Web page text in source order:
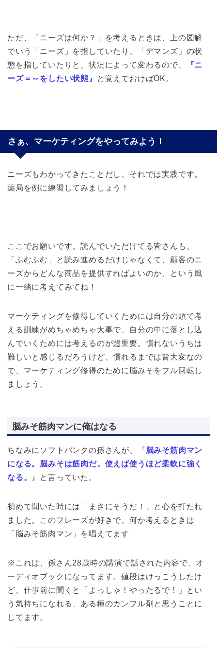
ただ、「ニーズは何か？」を考えるときは、上の図解
でいう「ニーズ」を指していたり、「デマンズ」の状
態を指していたりと、状況によって変わるので、
『ニ
ーズ＝～をしたい状態』
と覚えておけばOK。
さぁ、マーケティングをやってみよう！
ニーズもわかってきたことだし、それでは実践です。
薬局を例に練習してみましょう！
ここでお願いです。読んでいただけてる皆さんも、
「ふむふむ」と読み進めるだけじゃなくて、顧客のニ
ーズからどんな商品を提供すればよいのか、という風
に一緒に考えてみてね！
マーケティングを修得していくためには自分の頭で考
える訓練がめちゃめちゃ大事で、自分の中に落とし込
んでいくためには考えるのが超重要。慣れないうちは
難しいと感じるだろうけど、慣れるまでは皆大変なの
で、マーケティング修得のために脳みそをフル回転し
ましょう。
脳みそ筋肉マンに俺はなる
ちなみにソフトバンクの孫さんが、『脳みそ筋肉マン
になる。脳みそは筋肉だ。使えば使うほど柔軟に強く
なる。
』と言っていた。
初めて聞いた時には「まさにそうだ！」と心を打たれ
ました。このフレーズが好きで、何か考えるときは
「脳みそ筋肉マン」を唱えてます
※これは、孫さん28歳時の講演で話された内容で、オ
ーディオブックになってます。値段はけっこうしたけ
ど、仕事前に聞くと「よっしゃ！やったるで！」とい
う気持ちになれる、ある種のカンフル剤と思うことに
してます。